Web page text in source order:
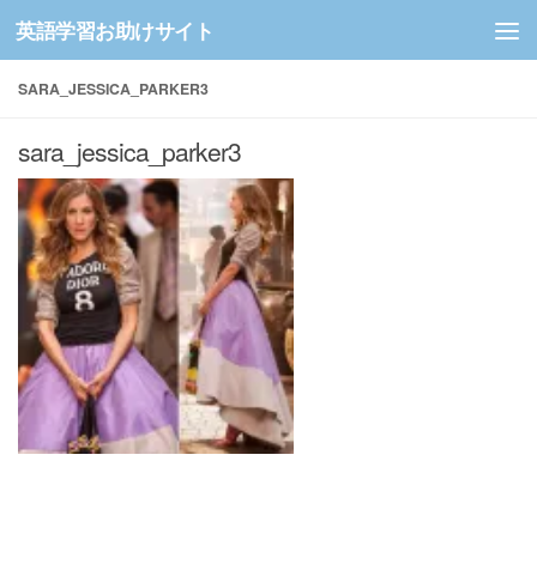
コンテンツへスキップ
英語学習お助けサイト
SARA_JESSICA_PARKER3
sara_jessica_parker3